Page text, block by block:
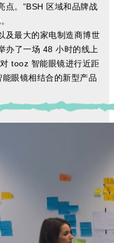
点。”BSH 区域和品牌战
及最大的家电制造商博世
办了一场 48 小时的线上
tooz 智能眼镜进行近距
眼镜相结合的新型产品